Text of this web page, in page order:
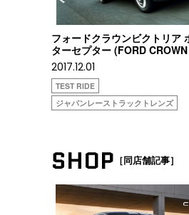
フォードクラウンビクトリア
ターセプター (FORD
2017.12.01
TEST RIDE
ジャパンレーストラックトレンズ
SHOP ［同店舗記事］